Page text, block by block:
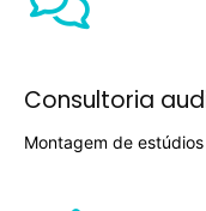
Consultoria
Montagem de